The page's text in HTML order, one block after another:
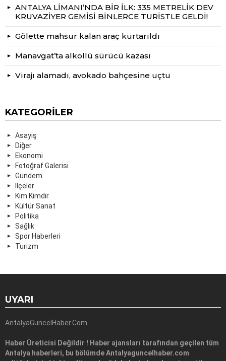
ANTALYA LİMANI’NDA BİR İLK: 335 METRELİK DEV
KRUVAZİYER GEMİSİ BİNLERCE TURİSTLE GELDİ!
Gölette mahsur kalan araç kurtarıldı
Manavgat’ta alkollü sürücü kazası
Virajı alamadı, avokado bahçesine uçtu
KATEGORILER
Asayiş
Diğer
Ekonomi
Fotoğraf Galerisi
Gündem
İlçeler
Kim Kimdir
Kültür Sanat
Politika
Sağlık
Spor Haberleri
Turizm
UYARI
AntalyaGuncelHaber.Com
Haber Üreticisi Değildir ! Haber ajansları tarafından geçilen tüm
Antalya haberleri, bu bölümde Antalyaguncelhaber.com